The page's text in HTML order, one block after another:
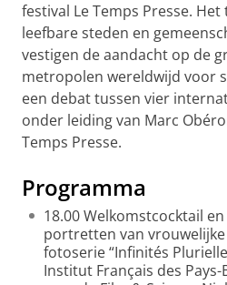
festival Le Temps Presse. Het
leefbare steden en
vestigen de aandacht op de
metropolen wereldwijd voor
een debat tussen vier
onder leiding van Marc
Temps Presse.
Programma
18.00 Welkomstcocktail
portretten van
fotoserie “Infinités
Institut Français des